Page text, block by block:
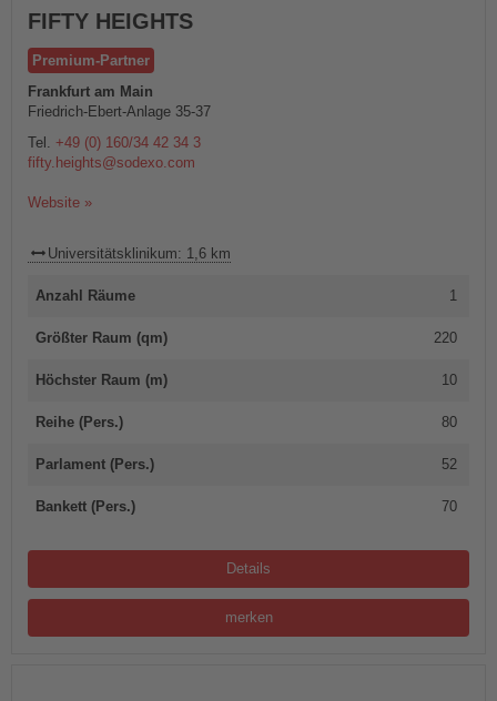
FIFTY HEIGHTS
Premium-Partner
Frankfurt am Main
Friedrich-Ebert-Anlage 35-37
Tel. +49 (0) 160/34 42 34 3
fifty.heights@sodexo.com
Website »
Universitätsklinikum: 1,6 km
Anzahl Räume 1
Größter Raum (qm) 220
Höchster Raum (m) 10
Reihe (Pers.) 80
Parlament (Pers.) 52
Bankett (Pers.) 70
Details
merken